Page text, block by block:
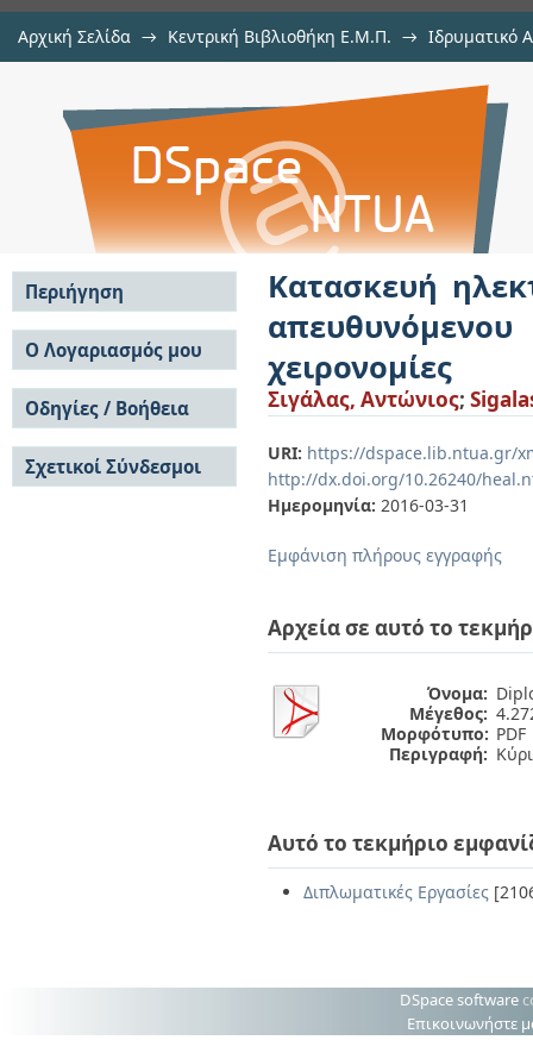
Αρχική Σελίδα → Κεντρική Βιβλιοθήκη Ε.Μ.Π. → Ιδρυματικό
Κατασκευή ηλεκτρονικού
παιδιά, με μέσο χειρισμού τις
Κατασκευή
χειρονομίες
Σιγάλας, Αντώνιος;
URI: https://dspace.lib.ntua.gr/
http://dx.doi.org/10.26240/
Ημερομηνία: 2016-03-31
Εμφάνιση πλήρους εγγραφής
Αρχεία σε αυτό το
Όνομα:
Μέγεθος:
Μορφότυπο: PDF
Περιγραφή:
Αυτό το τεκμήριο
Διπλωματικές Εργασίες
Περιήγηση
Σε όλο το DSpace
Κοινότητες & Συλλογές
Ανά Ημερομηνία
Έκδοσης
Συγγραφείς
Τίτλοι
Θέματα
Ο Λογαριασμός μου
Σύνδεση
Εγγραφή
Οδηγίες / Βοήθεια
Οδηγίες Υποβολής
Οδηγίες Χρήσης ΙΑ
Συχνές Ερωτήσεις
Σχετικοί Σύνδεσμοι
DSpace software
Επικοινωνήστε